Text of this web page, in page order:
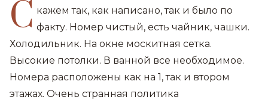
С кажем так, как написано, так и было по
факту. Номер чистый, есть чайник, чашки.
Холодильник. На окне москитная сетка.
Высокие потолки. В ванной все необходимое.
Номера расположены как на 1, так и втором
этажах. Очень странная политика